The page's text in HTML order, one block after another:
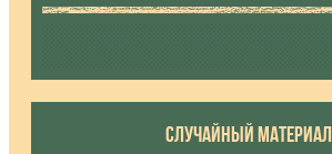
СЛУЧАЙНЫЙ МАТЕРИАЛ